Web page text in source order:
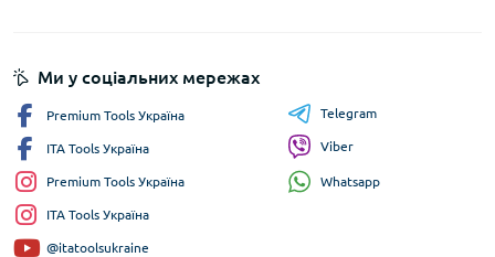
Ми у соціальних мережах
Premium Tools Україна
ITA Tools Україна
Premium Tools Україна
ITA Tools Україна
@itatoolsukraine
Telegram
Viber
Whatsapp